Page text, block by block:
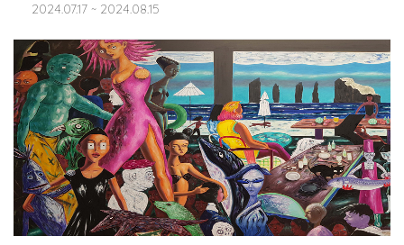
2024.07.17 ~ 2024.08.15